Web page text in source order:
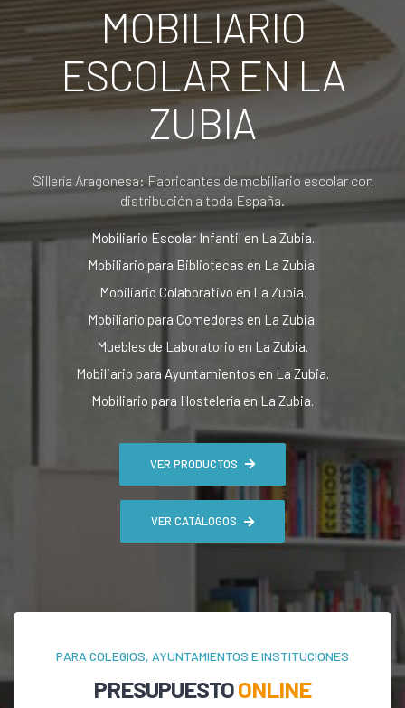
MOBILIARIO
ESCOLAR ENLA
ZUBIA
Sillería Aragonesa: Fabricantes de mobiliario escolar con
distribución a toda España.
Mobiliario Escolar Infantil en La Zubia.
Mobiliario para Bibliotecas en La Zubia.
Mobiliario Colaborativo en La Zubia.
Mobiliario para Comedores en La Zubia.
Muebles de Laboratorio en La Zubia.
Mobiliario para Ayuntamientos en La Zubia.
Mobiliario para Hostelería en La Zubia.
VER PRODUCTOS
VER CATÁLOGOS
PARA COLEGIOS, AYUNTAMIENTOS E INSTITUCIONES
PRESUPUESTOONLINE